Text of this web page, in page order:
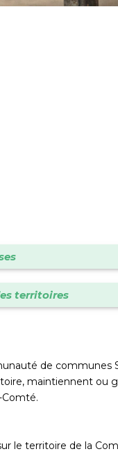
territoires
de communes
maintiennent ou
Comté.
le territoire de la